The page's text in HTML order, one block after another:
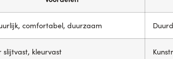
comfortabel, duurzaam
slijtvast, kleurvast